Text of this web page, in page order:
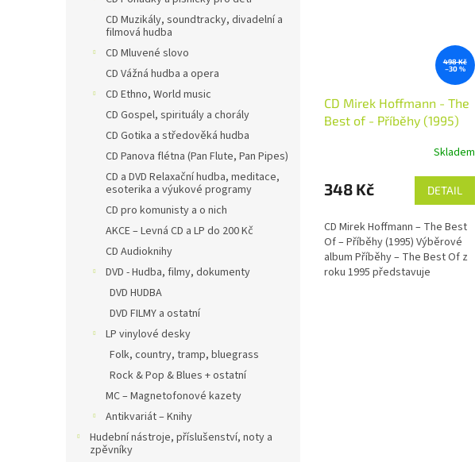
CD Muzikály, soundtracky, divadelní a
filmová hudba
CD Mluvené slovo
CD Vážná hudba a opera
CD Ethno, World music
CD Gospel, spirituály a chorály
CD Gotika a středověká hudba
CD Panova flétna (Pan Flute, Pan Pipes)
CD a DVD Relaxační hudba, meditace,
esoterika a výukové programy
CD pro komunisty a o nich
AKCE – Levná CD a LP do 200 Kč
CD Audioknihy
DVD - Hudba, filmy, dokumenty
DVD HUDBA
DVD FILMY a ostatní
LP vinylové desky
Folk, country, tramp, bluegrass
Rock & Pop & Blues + ostatní
MC – Magnetofonové kazety
Antikvariát – Knihy
Hudební nástroje, příslušenství, noty a
zpěvníky
498 Kč
–30 %
CD Mirek Hoffmann - The
Best of - Příběhy (1995)
Skladem
348 Kč DETAIL
CD Mirek Hoffmann – The Best
Of – Příběhy (1995) Výběrové
album Příběhy – The Best Of z
roku 1995 představuje